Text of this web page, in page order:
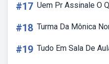
#17 Uem Pr Assinale O
#18 Turma Da Mônica
#19 Tudo Em Sala De